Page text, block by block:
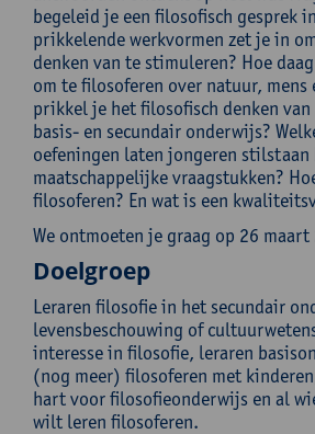
begeleid je een filosofisch gesprek
prikkelende werkvormen zet je in
denken van te stimuleren? Hoe
om te filosoferen over natuur, mens
prikkel je het filosofisch denken
basis- en secundair onderwijs?
oefeningen laten jongeren stilstaan
maatschappelijke vraagstukken?
filosoferen? En wat is een
We ontmoeten je graag op 26 maart
Doelgroep
Leraren filosofie in het secundair
levensbeschouwing of
interesse in filosofie, leraren
(nog meer) filosoferen met
hart voor filosofieonderwijs en al
wilt leren filosoferen.